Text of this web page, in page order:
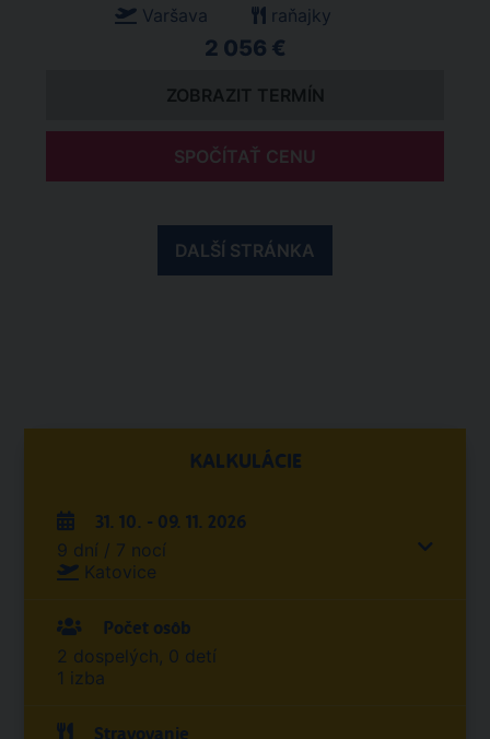
Varšava
raňajky
2 056 €
ZOBRAZIT TERMÍN
SPOČÍTAŤ CENU
DALŠÍ STRÁNKA
KALKULÁCIE
31. 10. - 09. 11. 2026
9 dní / 7 nocí
Katovice
Počet osôb
2 dospelých, 0 detí
1 izba
Stravovanie